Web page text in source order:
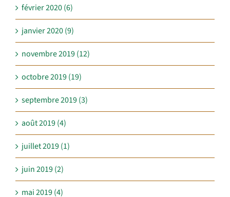
février 2020 (6)
janvier 2020 (9)
novembre 2019 (12)
octobre 2019 (19)
septembre 2019 (3)
août 2019 (4)
juillet 2019 (1)
juin 2019 (2)
mai 2019 (4)